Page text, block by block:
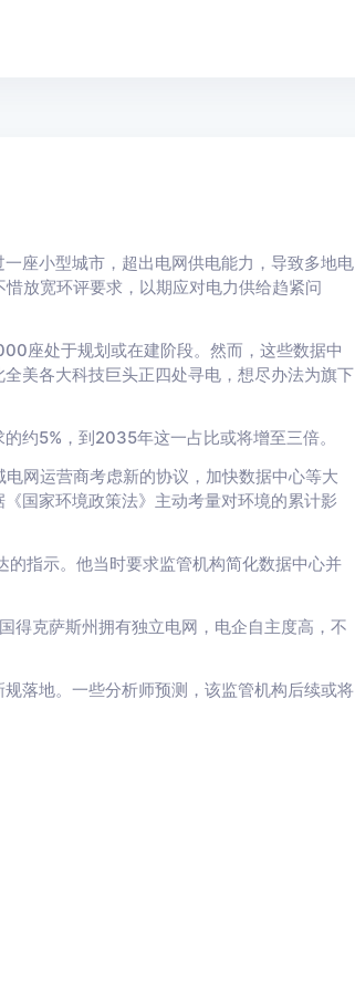
座小型城市，超出电网供电能力，导致多地电
放宽环评要求，以期应对电力供给趋紧问
座处于规划或在建阶段。然而，这些数据中
美各大科技巨头正四处寻电，想尽办法为旗下
约5%，到2035年这一占比或将增至三倍。
网运营商考虑新的协议，加快数据中心等大
国家环境政策法》主动考量对环境的累计影
的指示。他当时要求监管机构简化数据中心并
得克萨斯州拥有独立电网，电企自主度高，不
落地。一些分析师预测，该监管机构后续或将